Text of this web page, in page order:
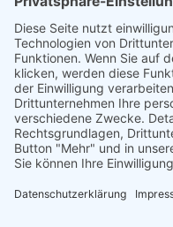
Saarland
Sachsen
Sachsen-Anhalt
Schleswig-Holstein
Thüringen